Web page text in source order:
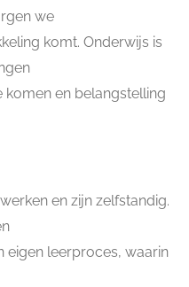
we
komt. Onderwijs is
en belangstelling
en zijn zelfstandig.
eigen leerproces, waarin